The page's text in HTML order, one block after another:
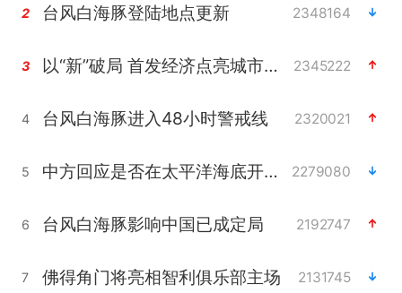
2 台风白海豚登陆地点更新 2348164
3 以“新”破局 首发经济点亮城市消费活力 2345222
4 台风白海豚进入48小时警戒线 2320021
5 中方回应是否在太平洋海底开采稀土 2279080
6 台风白海豚影响中国已成定局 2192747
7 佛得角门将亮相智利俱乐部主场 2131745